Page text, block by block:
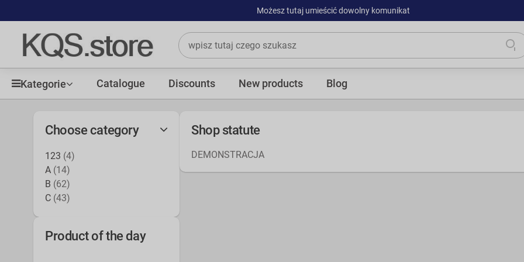
Możesz tutaj umieścić dowolny komunikat
Kategorie Catalogue Discounts New products Blog
Choose category
123 (4)
A (14)
B (62)
C (43)
Product of the day
Shop statute
DEMONSTRACJA